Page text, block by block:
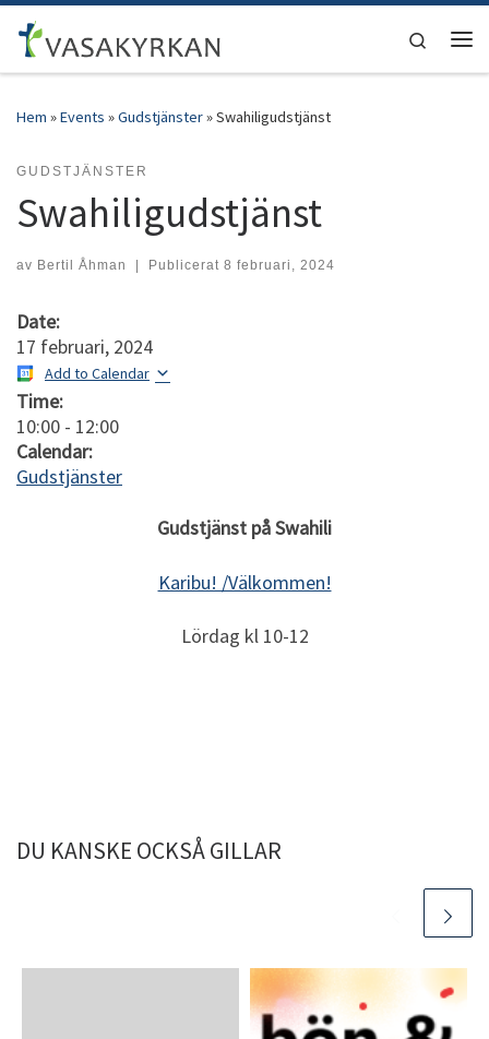
Hoppa till innehåll
Search
Hem »Events »Gudstjänster»Swahiligudstjänst
GUDSTJÄNSTER
Swahiligudstjänst
av Bertil Åhman | Publicerat 8 februari, 2024
Date:
17 februari, 2024
Add to Calendar
Time:
10:00 - 12:00
Calendar:
Gudstjänster
Gudstjänst på Swahili
Karibu! /Välkommen!
Lördag kl 10-12
DU KANSKE OCKSÅ GILLAR